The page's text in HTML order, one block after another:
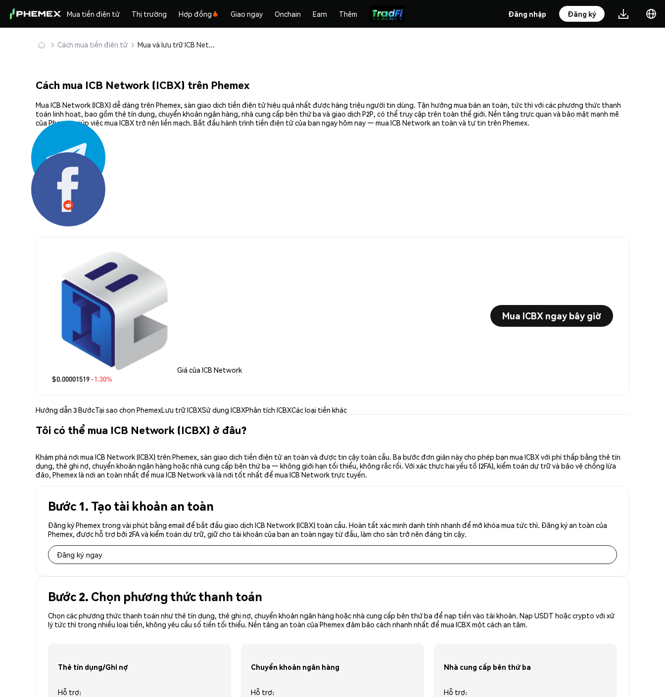
Mua tiền điện tử Thị trường Hợp đồng Giao ngay Onchain Earn Thêm Đăng nhập Đăng ký
Cách mua tiền điện tử Mua và lưu trữ ICB Network (ICBX) an toàn
Cách mua ICB Network (ICBX) trên Phemex
Mua ICB Network (ICBX) dễ dàng trên Phemex, sàn giao dịch tiền điện tử hiệu quả nhất được hàng triệu người tin dùng. Tận hưởng mua bán an toàn, tức thì với các phương thức thanh
toán linh hoạt, bao gồm thẻ tín dụng, chuyển khoản ngân hàng, nhà cung cấp bên thứ ba và giao dịch P2P, có thể truy cập trên toàn thế giới. Nền tảng trực quan và bảo mật mạnh mẽ
của Phemex giúp việc mua ICBX trở nên liền mạch. Bắt đầu hành trình tiền điện tử của bạn ngay hôm nay — mua ICB Network an toàn và tự tin trên Phemex.
Chia sẻ:
Giá của ICB Network
$0.00001519 -1.30%
Mua ICBX ngay bây giờ
Hướng dẫn 3 BướcTại sao chọn PhemexLưu trữ ICBXSử dụng ICBXPhân tích ICBXCác loại tiền khác
Tôi có thể mua ICB Network (ICBX) ở đâu?
Khám phá nơi mua ICB Network (ICBX) trên Phemex, sàn giao dịch tiền điện tử an toàn và được tin cậy toàn cầu. Ba bước đơn giản này cho phép bạn mua ICBX với phí thấp bằng thẻ tín
dụng, thẻ ghi nợ, chuyển khoản ngân hàng hoặc nhà cung cấp bên thứ ba — không giới hạn tối thiểu, không rắc rối. Với xác thực hai yếu tố (2FA), kiểm toán dự trữ và bảo vệ chống lừa
đảo, Phemex là nơi an toàn nhất để mua ICB Network và là nơi tốt nhất để mua ICB Network trực tuyến.
Bước 1. Tạo tài khoản an toàn
Đăng ký Phemex trong vài phút bằng email để bắt đầu giao dịch ICB Network (ICBX) toàn cầu. Hoàn tất xác minh danh tính nhanh để mở khóa mua tức thì. Đăng ký an toàn của
Phemex, được hỗ trợ bởi 2FA và kiểm toán dự trữ, giữ cho tài khoản của bạn an toàn ngay từ đầu, làm cho sàn trở nên đáng tin cậy.
Đăng ký ngay
Bước 2. Chọn phương thức thanh toán
Chọn các phương thức thanh toán như thẻ tín dụng, thẻ ghi nợ, chuyển khoản ngân hàng hoặc nhà cung cấp bên thứ ba để nạp tiền vào tài khoản. Nạp USDT hoặc crypto với xử
lý tức thì trong nhiều loại tiền, không yêu cầu số tiền tối thiểu. Nền tảng an toàn của Phemex đảm bảo cách nhanh nhất để mua ICBX một cách an tâm.
Thẻ tín dụng/Ghi nợ
Hỗ trợ:
Chuyển khoản ngân hàng
Hỗ trợ:
Nhà cung cấp bên thứ ba
Hỗ trợ: